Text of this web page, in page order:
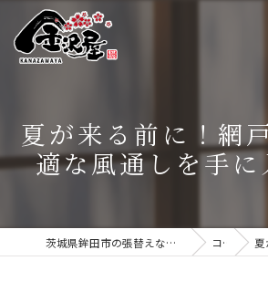
夏が来る前に！網
適な風通しを手に
茨城県鉾田市の張替えなら張替本舗 金沢屋 大洗・鹿嶋店 コラム 夏が